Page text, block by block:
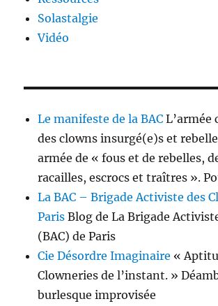
Solastalgie
Vidéo
Le manifeste de la BAC L’armée
des clowns insurgé(e)s et
armée de « fous et de rebelles,
racailles, escrocs et traîtres ».
La BAC – Brigade Activiste des
Paris Blog de La Brigade
(BAC) de Paris
Cie Désordre Imaginaire «
Clowneries de l’instant. »
burlesque improvisée